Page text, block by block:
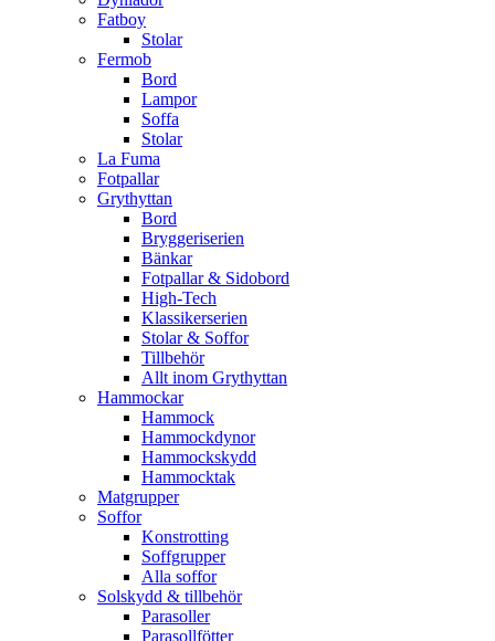
Fatboy
Stolar
Fermob
Bord
Lampor
Soffa
Stolar
La Fuma
Fotpallar
Grythyttan
Bord
Bryggeriserien
Bänkar
Fotpallar & Sidobord
High-Tech
Klassikerserien
Stolar & Soffor
Tillbehör
Allt inom Grythyttan
Hammockar
Hammock
Hammockdynor
Hammockskydd
Hammocktak
Matgrupper
Soffor
Konstrotting
Soffgrupper
Alla soffor
Solskydd & tillbehör
Parasoller
Parasollfötter